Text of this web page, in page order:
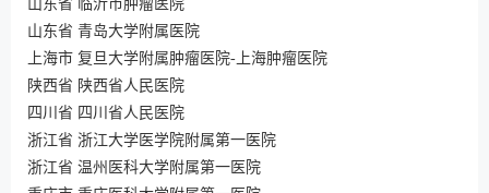
山东省 临沂市肿瘤医院
山东省 青岛大学附属医院
上海市 复旦大学附属肿瘤医院-上海肿瘤医院
陕西省 陕西省人民医院
四川省 四川省人民医院
浙江省 浙江大学医学院附属第一医院
浙江省 温州医科大学附属第一医院